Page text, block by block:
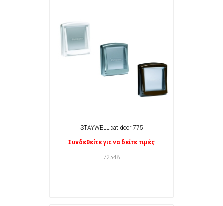
STAYWELL cat door 775
Συνδεθείτε για να δείτε τιμές
72548